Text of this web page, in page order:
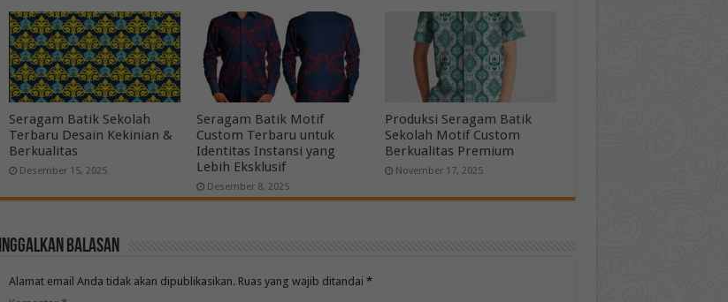
Seragam Batik Sekolah
Terbaru Desain Kekinian &
Berkualitas
Desember 15, 2025
Seragam Batik Motif
Custom Terbaru untuk
Identitas Instansi yang
Lebih Eksklusif
Desember 8, 2025
Produksi Seragam Batik
Sekolah Motif Custom
Berkualitas Premium
November 17, 2025
Tinggalkan Balasan
Alamat email Anda tidak akan dipublikasikan. Ruas yang wajib ditandai *